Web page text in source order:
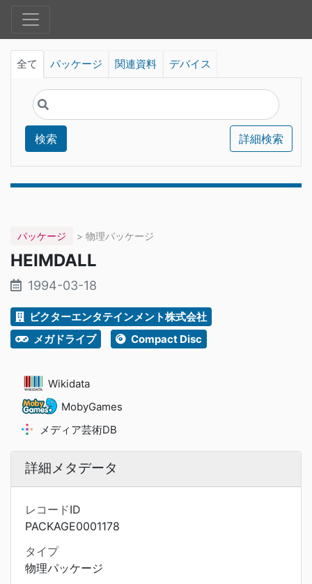
全て パッケージ 関連資料 デバイス
検索 詳細検索
パッケージ > 物理パッケージ
HEIMDALL
1994-03-18
ビクターエンタテインメント株式会社
メガドライブ
Compact Disc
Wikidata
MobyGames
メディア芸術DB
詳細メタデータ
レコードID
PACKAGE0001178
タイプ
物理パッケージ